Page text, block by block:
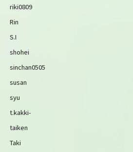
riki0809
Rin
S.I
shohei
sinchan0505
susan
syu
t.kakki-
taiken
Taki